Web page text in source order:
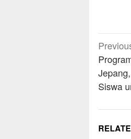
Post
Siswa